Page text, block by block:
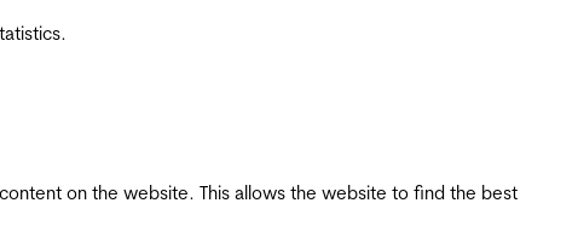
on the website. This allows the website to find the best